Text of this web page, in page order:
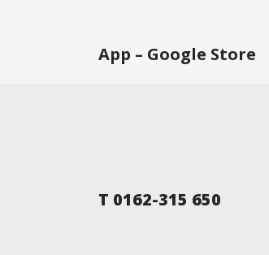
App – Google Store
T 0162-315 650